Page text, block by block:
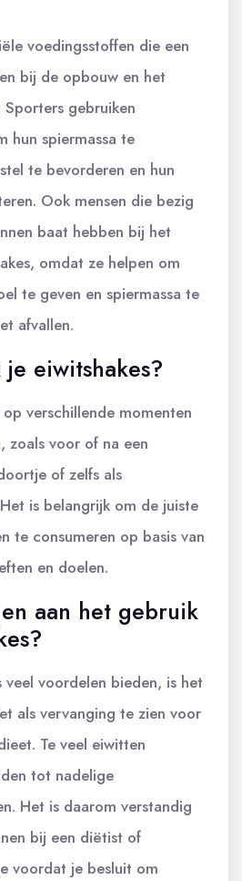
voedingsstoffen die een
bij de opbouw en het
Sporters gebruiken
hun spiermassa te
te bevorderen en hun
Ook mensen die bezig
baat hebben bij het
omdat ze helpen om
te geven en spiermassa te
afvallen.
eiwitshakes?
op verschillende momenten
zoals voor of na een
of zelfs als
is belangrijk om de juiste
te consumeren op basis van
en doelen.
aan het gebruik
veel voordelen bieden, is het
als vervanging te zien voor
Te veel eiwitten
tot nadelige
Het is daarom verstandig
bij een diëtist of
voordat je besluit om